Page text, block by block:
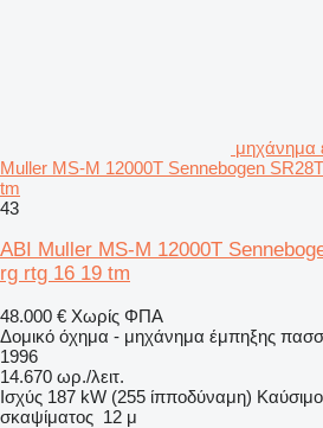
μηχάνημα
Muller MS-M 12000T Sennebogen
tm
43
ABI Muller MS-M 12000T
rg rtg 16 19 tm
48.000 € Χωρίς ΦΠΑ
Δομικό όχημα - μηχάνημα έμπηξης
1996
14.670 ωρ./λειτ.
Ισχύς 187 kW (255 ίπποδύναμη) Καύσιμο
σκαψίματος 12 μ